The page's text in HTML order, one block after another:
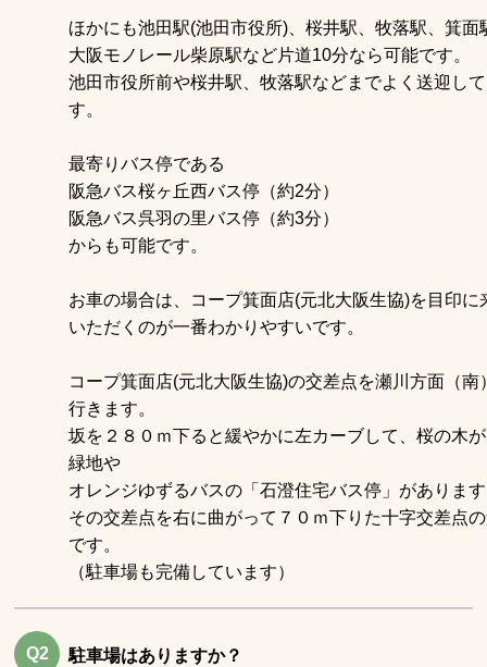
ほかにも池田駅(池田市役所)、桜井駅、牧落駅、箕面
大阪モノレール柴原駅など片道10分なら可能です。
池田市役所前や桜井駅、牧落駅などまでよく送迎し
す。
最寄りバス停である
阪急バス桜ヶ丘西バス停（約2分）
阪急バス呉羽の里バス停（約3分）
からも可能です。
お車の場合は、コープ箕面店(元北大阪生協)を目印に
いただくのが一番わかりやすいです。
コープ箕面店(元北大阪生協)の交差点を瀬川方面（南
行きます。
坂を２８０ｍ下ると緩やかに左カーブして、桜の木
緑地や
オレンジゆずるバスの「石澄住宅バス停」がありま
その交差点を右に曲がって７０ｍ下りた十字交差点
です。
（駐車場も完備しています）
Q2 駐車場はありますか？